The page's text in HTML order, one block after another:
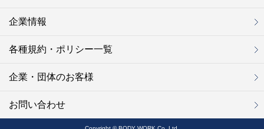
セラピスト採用
新卒採用
研修サイト
NOWON!!
企業情報
各種規約・ポリシー一覧
企業・団体のお客様
お問い合わせ